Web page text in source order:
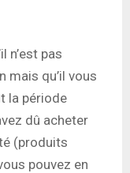
n’est pas
mais qu’il vous
la période
dû acheter
(produits
pouvez en